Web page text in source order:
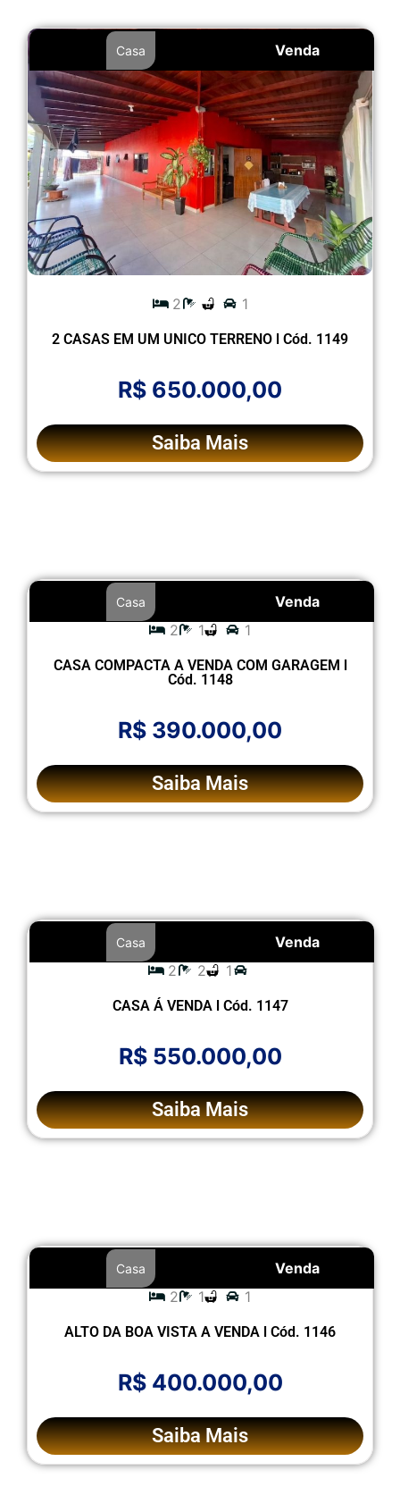
Venda
Casa
2 1
2 CASAS EM UM UNICO TERRENO l Cód. 1149
R$ 650.000,00
Saiba Mais
Venda
Casa
2 1 1
CASA COMPACTA A VENDA COM GARAGEM l
Cód. 1148
R$ 390.000,00
Saiba Mais
Venda
Casa
2 2 1
CASA Á VENDA l Cód. 1147
R$ 550.000,00
Saiba Mais
Venda
Casa
2 1 1
ALTO DA BOA VISTA A VENDA l Cód. 1146
R$ 400.000,00
Saiba Mais